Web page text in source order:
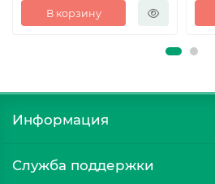
В корзину
Информация
Служба поддержки